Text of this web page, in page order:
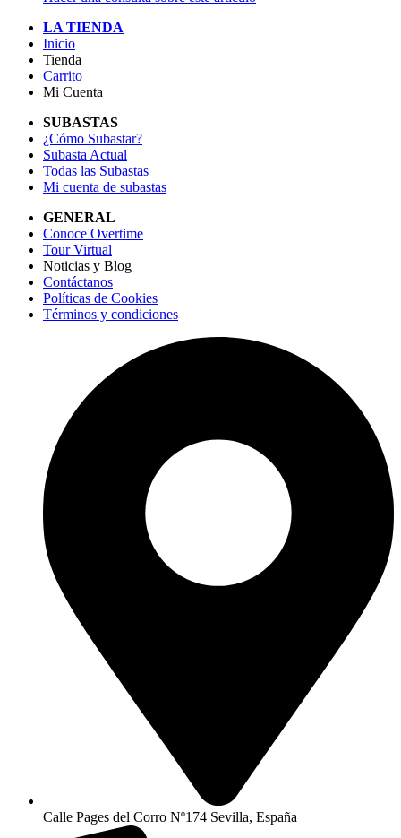
LA TIENDA
Inicio
Tienda
Carrito
Mi Cuenta
SUBASTAS
¿Cómo Subastar?
Subasta Actual
Todas las Subastas
Mi cuenta de subastas
GENERAL
Conoce Overtime
Tour Virtual
Noticias y Blog
Contáctanos
Políticas de Cookies
Términos y condiciones
Calle Pages del Corro Nº174 Sevilla, España